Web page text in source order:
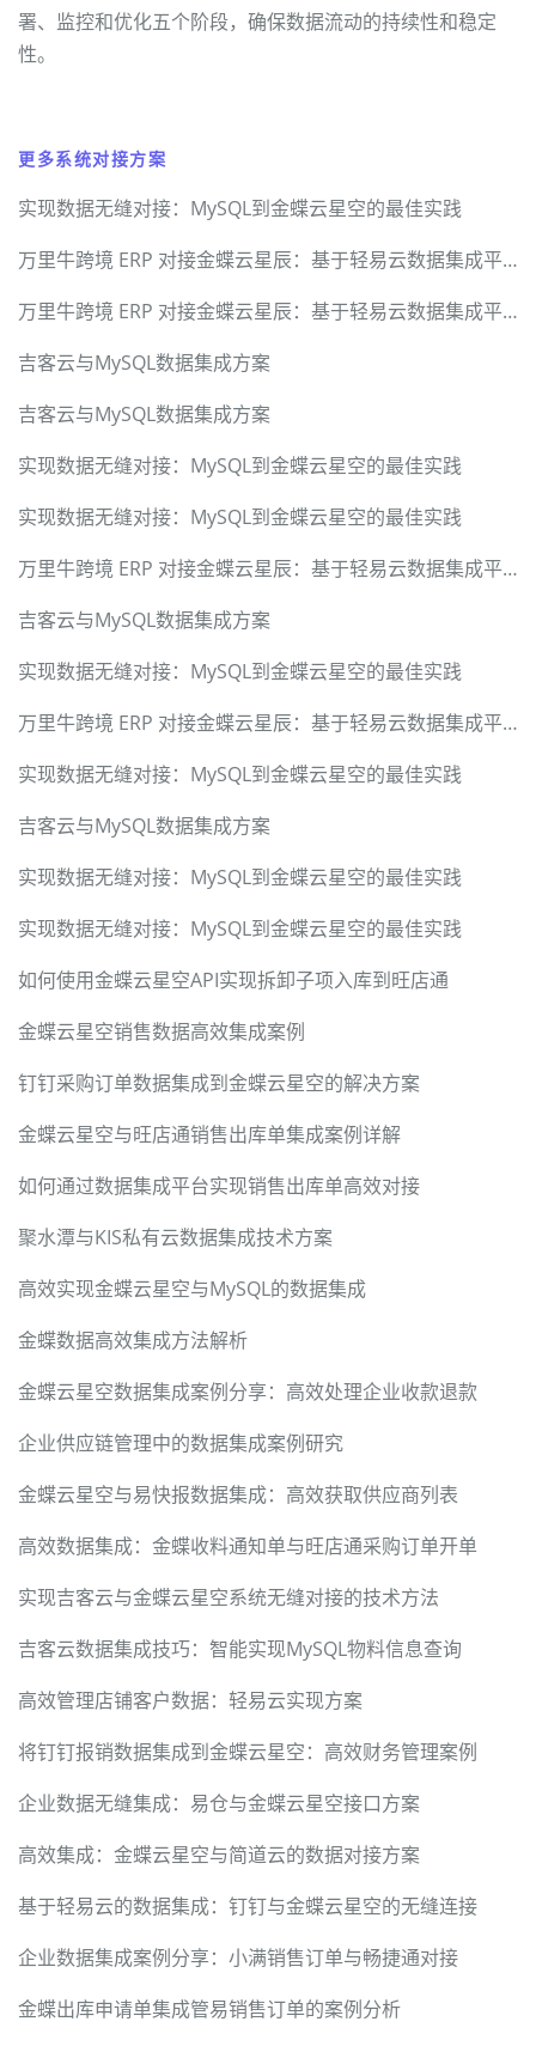
署、监控和优化五个阶段，确保数据流动的持续性和稳定
性。
更多系统对接方案
实现数据无缝对接：MySQL到金蝶云星空的最佳实践
万里牛跨境 ERP 对接金蝶云星辰：基于轻易云数据集成平台的异构系统接口打通技术实践
万里牛跨境 ERP 对接金蝶云星辰：基于轻易云数据集成平台的异构系统接口打通技术实践
吉客云与MySQL数据集成方案
吉客云与MySQL数据集成方案
实现数据无缝对接：MySQL到金蝶云星空的最佳实践
实现数据无缝对接：MySQL到金蝶云星空的最佳实践
万里牛跨境 ERP 对接金蝶云星辰：基于轻易云数据集成平台的异构系统接口打通技术实践
吉客云与MySQL数据集成方案
实现数据无缝对接：MySQL到金蝶云星空的最佳实践
万里牛跨境 ERP 对接金蝶云星辰：基于轻易云数据集成平台的异构系统接口打通技术实践
实现数据无缝对接：MySQL到金蝶云星空的最佳实践
吉客云与MySQL数据集成方案
实现数据无缝对接：MySQL到金蝶云星空的最佳实践
实现数据无缝对接：MySQL到金蝶云星空的最佳实践
如何使用金蝶云星空API实现拆卸子项入库到旺店通
金蝶云星空销售数据高效集成案例
钉钉采购订单数据集成到金蝶云星空的解决方案
金蝶云星空与旺店通销售出库单集成案例详解
如何通过数据集成平台实现销售出库单高效对接
聚水潭与KIS私有云数据集成技术方案
高效实现金蝶云星空与MySQL的数据集成
金蝶数据高效集成方法解析
金蝶云星空数据集成案例分享：高效处理企业收款退款
企业供应链管理中的数据集成案例研究
金蝶云星空与易快报数据集成：高效获取供应商列表
高效数据集成：金蝶收料通知单与旺店通采购订单开单
实现吉客云与金蝶云星空系统无缝对接的技术方法
吉客云数据集成技巧：智能实现MySQL物料信息查询
高效管理店铺客户数据：轻易云实现方案
将钉钉报销数据集成到金蝶云星空：高效财务管理案例
企业数据无缝集成：易仓与金蝶云星空接口方案
高效集成：金蝶云星空与简道云的数据对接方案
基于轻易云的数据集成：钉钉与金蝶云星空的无缝连接
企业数据集成案例分享：小满销售订单与畅捷通对接
金蝶出库申请单集成管易销售订单的案例分析